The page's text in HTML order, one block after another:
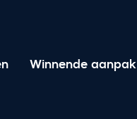
Winnende aanpak